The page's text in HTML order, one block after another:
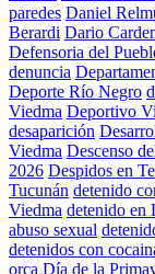
paredes Daniel
Berardi Dario
Defensoria del
denuncia
Deporte Río Negro
Viedma Deportivo
desaparición
Viedma Descenso
2026 Despidos en
Tucunán detenido
Viedma detenido en
abuso sexual
detenidos con
orca Día de la